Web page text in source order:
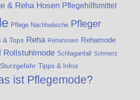
& Reha Hosen Pflegehilfsmittel
Pflege Nachtwäsche Pfleger
& Tops Reha Rehahosen Rehamode
Rollstuhlmode Schlaganfall Schmerz
Sturzgefahr Tipps & Infos
ist Pflegemode?